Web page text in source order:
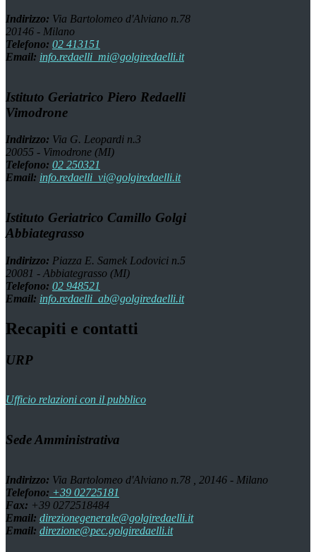
Indirizzo: Via Bartolomeo d'Alviano n.78
20146 - Milano
Telefono: 02 413151
Email: info.redaelli_mi@golgiredaelli.it
Istituto Geriatrico Piero Redaelli
Vimodrone
Indirizzo: Via G. Leopardi n.3
20055 - Vimodrone (MI)
Telefono: 02 250321
Email: info.redaelli_vi@golgiredaelli.it
Istituto Geriatrico Camillo Golgi
Abbiategrasso
Indirizzo: Piazza E. Samek Lodovici n.5
20081 - Abbiategrasso (MI)
Telefono: 02 948521
Email: info.redaelli_ab@golgiredaelli.it
Recapiti e contatti
URP
Ufficio relazioni con il pubblico
Sede Amministrativa
Indirizzo: Via Bartolomeo d'Alviano n.78 , 20146 - Milano
Telefono: +39 02725181
Fax: +39 0272518484
Email: direzionegenerale@golgiredaelli.it
Email: direzione@pec.golgiredaelli.it